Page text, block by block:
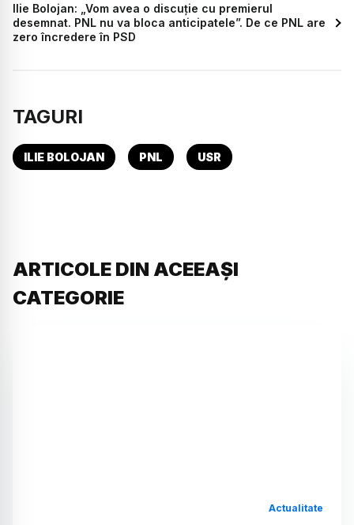
Ilie Bolojan: „Vom avea o discuție cu premierul
desemnat. PNL nu va bloca anticipatele”. De ce PNL are
zero încredere în PSD
TAGURI
ILIE BOLOJAN PNL USR
ARTICOLE DIN ACEEAȘI
CATEGORIE
Actualitate